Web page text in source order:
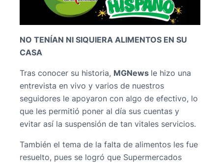
NO TENÍAN NI SIQUIERA ALIMENTOS EN SU
CASA
Tras conocer su historia, MGNews le hizo una
entrevista en vivo y varios de nuestros
seguidores le apoyaron con algo de efectivo, lo
que les permitió poner al día sus cuentas y
evitar así la suspensión de tan vitales servicios.
También el tema de la falta de alimentos les fue
resuelto, pues se logró que Supermercados